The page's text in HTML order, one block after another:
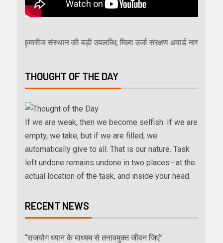
संस्थान की बड़ी उपलब्धि, मिला उर्जा संरक्षण अवार्ड नागपुर में
THOUGHT OF THE DAY
If we are weak, then we become selfish. If we are
empty, we take, but if we are filled, we
automatically give to all. That is our nature. Task
left undone remains undone in two places—at the
actual location of the task, and inside your head.
RECENT NEWS
“राजयोग ध्यान के माध्यम से तनावमुक्त जीवन जिएं”